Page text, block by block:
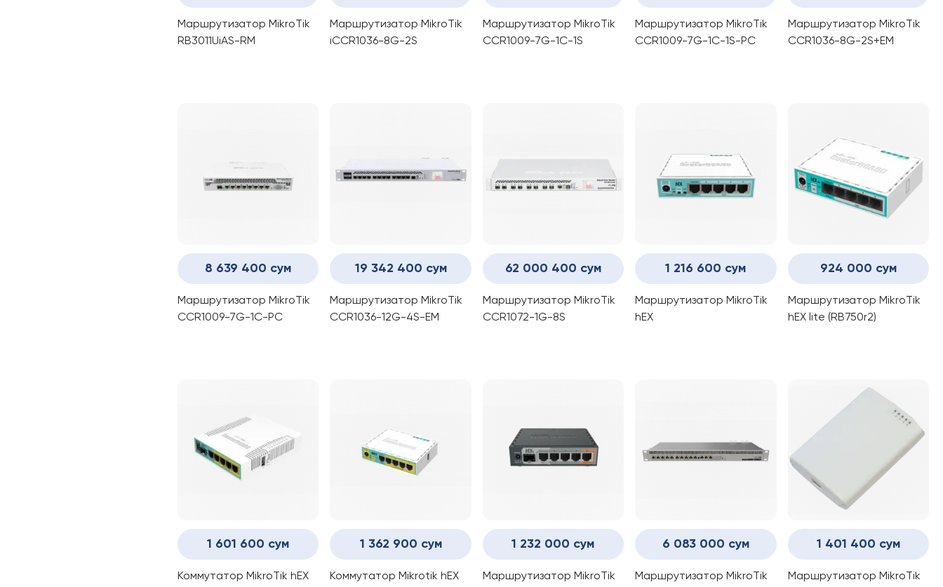
Маршрутизатор MikroTik
RB3011UiAS-RM
Маршрутизатор MikroTik
iCCR1036-8G-2S
Маршрутизатор MikroTik
CCR1009-7G-1C-1S
Маршрутизатор MikroTik
CCR1009-7G-1C-1S-PC
Маршрутизатор MikroTik
CCR1036-8G-2S+EM
8 639 400 сум
Маршрутизатор MikroTik
CCR1009-7G-1C-PC
19 342 400 сум
Маршрутизатор MikroTik
CCR1036-12G-4S-EM
62 000 400 сум
Маршрутизатор MikroTik
CCR1072-1G-8S
1 216 600 сум
Маршрутизатор MikroTik
hEX
924 000 сум
Маршрутизатор MikroTik
hEX lite (RB750r2)
1 601 600 сум
Коммутатор MikroTik hEX
1 362 900 сум
Коммутатор Mikrotik hEX
1 232 000 сум
Маршрутизатор MikroTik
6 083 000 сум
Маршрутизатор MikroTik
1 401 400 сум
Маршрутизатор MikroTik